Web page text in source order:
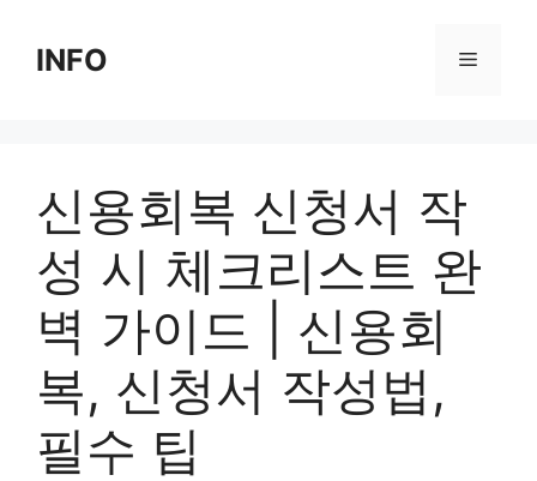
contentINFO Menu
신용회복 신청서 작
성 시 체크리스트 완
벽 가이드 | 신용회
복, 신청서 작성법,
필수 팁